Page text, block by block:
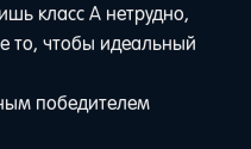
класс A нетрудно,
то, чтобы идеальный
победителем